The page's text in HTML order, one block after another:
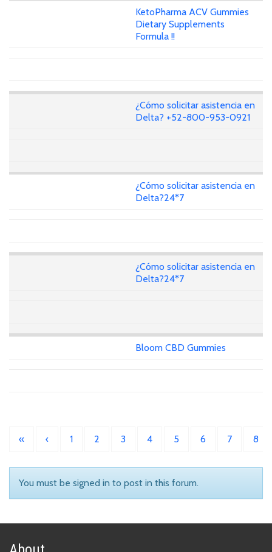
KetoPharma ACV Gummies
Dietary Supplements
Formula !!
¿Cómo solicitar asistencia en
Delta? +52-800-953-0921
¿Cómo solicitar asistencia en
Delta?24*7
¿Cómo solicitar asistencia en
Delta?24*7
Bloom CBD Gummies
« ‹ 1 2 3 4 5 6 7 8
You must be signed in to post in this forum.